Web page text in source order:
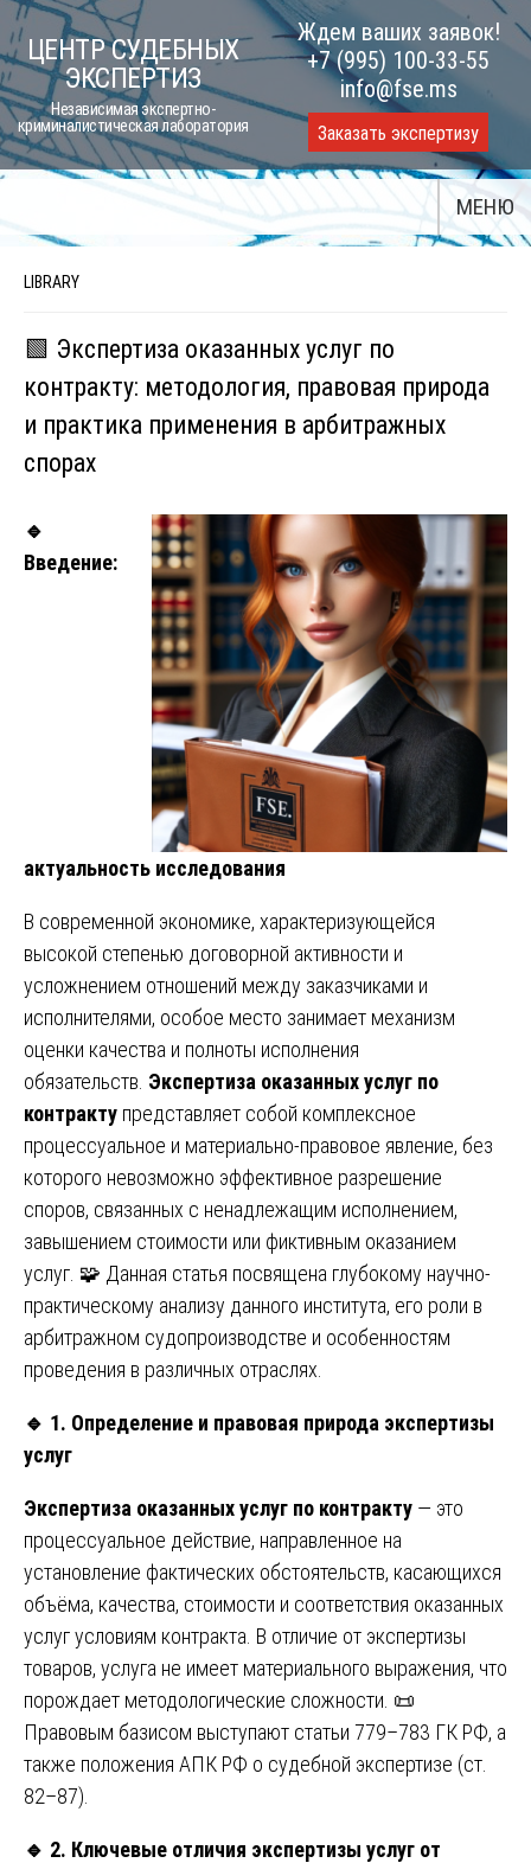
Skip
to
content
ЦЕНТР СУДЕБНЫХ
ЭКСПЕРТИЗ
Независимая экспертно-
криминалистическая лаборатория
Ждем ваших заявок!
+7 (995) 100-33-55
info@fse.ms
Заказать экспертизу
МЕНЮ
LIBRARY
🟩 Экспертиза оказанных услуг по
контракту: методология, правовая природа
и практика применения в арбитражных
спорах
🔹
Введение:
актуальность исследования
В современной экономике, характеризующейся
высокой степенью договорной активности и
усложнением отношений между заказчиками и
исполнителями, особое место занимает механизм
оценки качества и полноты исполнения
обязательств. Экспертиза оказанных услуг по
контракту представляет собой комплексное
процессуальное и материально-правовое явление, без
которого невозможно эффективное разрешение
споров, связанных с ненадлежащим исполнением,
завышением стоимости или фиктивным оказанием
услуг. 🧩 Данная статья посвящена глубокому научно-
практическому анализу данного института, его роли в
арбитражном судопроизводстве и особенностям
проведения в различных отраслях.
🔹 1. Определение и правовая природа экспертизы
услуг
Экспертиза оказанных услуг по контракту — это
процессуальное действие, направленное на
установление фактических обстоятельств, касающихся
объёма, качества, стоимости и соответствия оказанных
услуг условиям контракта. В отличие от экспертизы
товаров, услуга не имеет материального выражения, что
порождает методологические сложности. 📜
Правовым базисом выступают статьи 779–783 ГК РФ, а
также положения АПК РФ о судебной экспертизе (ст.
82–87).
🔹 2. Ключевые отличия экспертизы услуг от